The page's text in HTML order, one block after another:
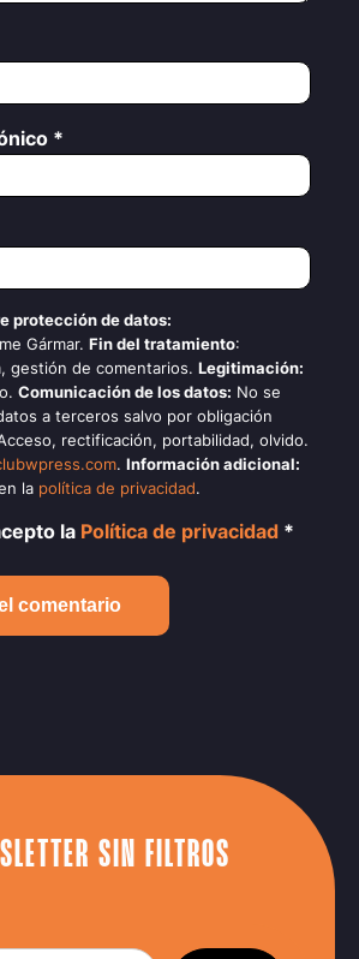
*
protección de datos:
Gármar. Fin del tratamiento:
gestión de comentarios. Legitimación:
Comunicación de los datos: No se
a terceros salvo por obligación
rectificación, portabilidad, olvido.
. Información adicional:
la política de privacidad.
la Política de privacidad *
SIN FILTROS